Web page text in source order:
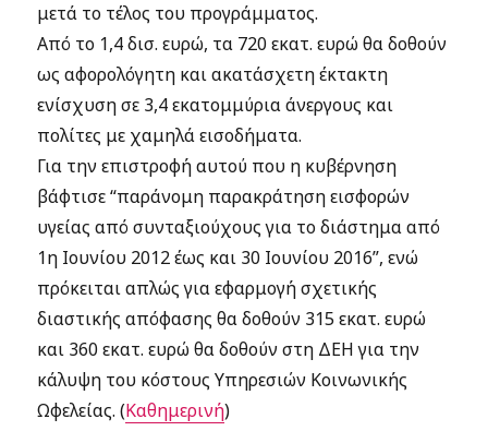
μετά το τέλος του προγράμματος.
Από το 1,4 δισ. ευρώ, τα 720 εκατ. ευρώ θα δοθούν
ως αφορολόγητη και ακατάσχετη έκτακτη
ενίσχυση σε 3,4 εκατομμύρια άνεργους και
πολίτες με χαμηλά εισοδήματα.
Για την επιστροφή αυτού που η κυβέρνηση
βάφτισε “παράνομη παρακράτηση εισφορών
υγείας από συνταξιούχους για το διάστημα από
1η Ιουνίου 2012 έως και 30 Ιουνίου 2016”, ενώ
πρόκειται απλώς για εφαρμογή σχετικής
διαστικής απόφασης θα δοθούν 315 εκατ. ευρώ
και 360 εκατ. ευρώ θα δοθούν στη ΔΕΗ για την
κάλυψη του κόστους Υπηρεσιών Κοινωνικής
Ωφελείας. (Καθημερινή)